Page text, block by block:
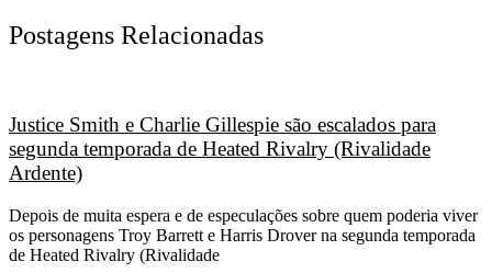
Postagens Relacionadas
Justice Smith e Charlie Gillespie são escalados para
segunda temporada de Heated Rivalry (Rivalidade
Ardente)
Depois de muita espera e de especulações sobre quem poderia viver
os personagens Troy Barrett e Harris Drover na segunda temporada
de Heated Rivalry (Rivalidade